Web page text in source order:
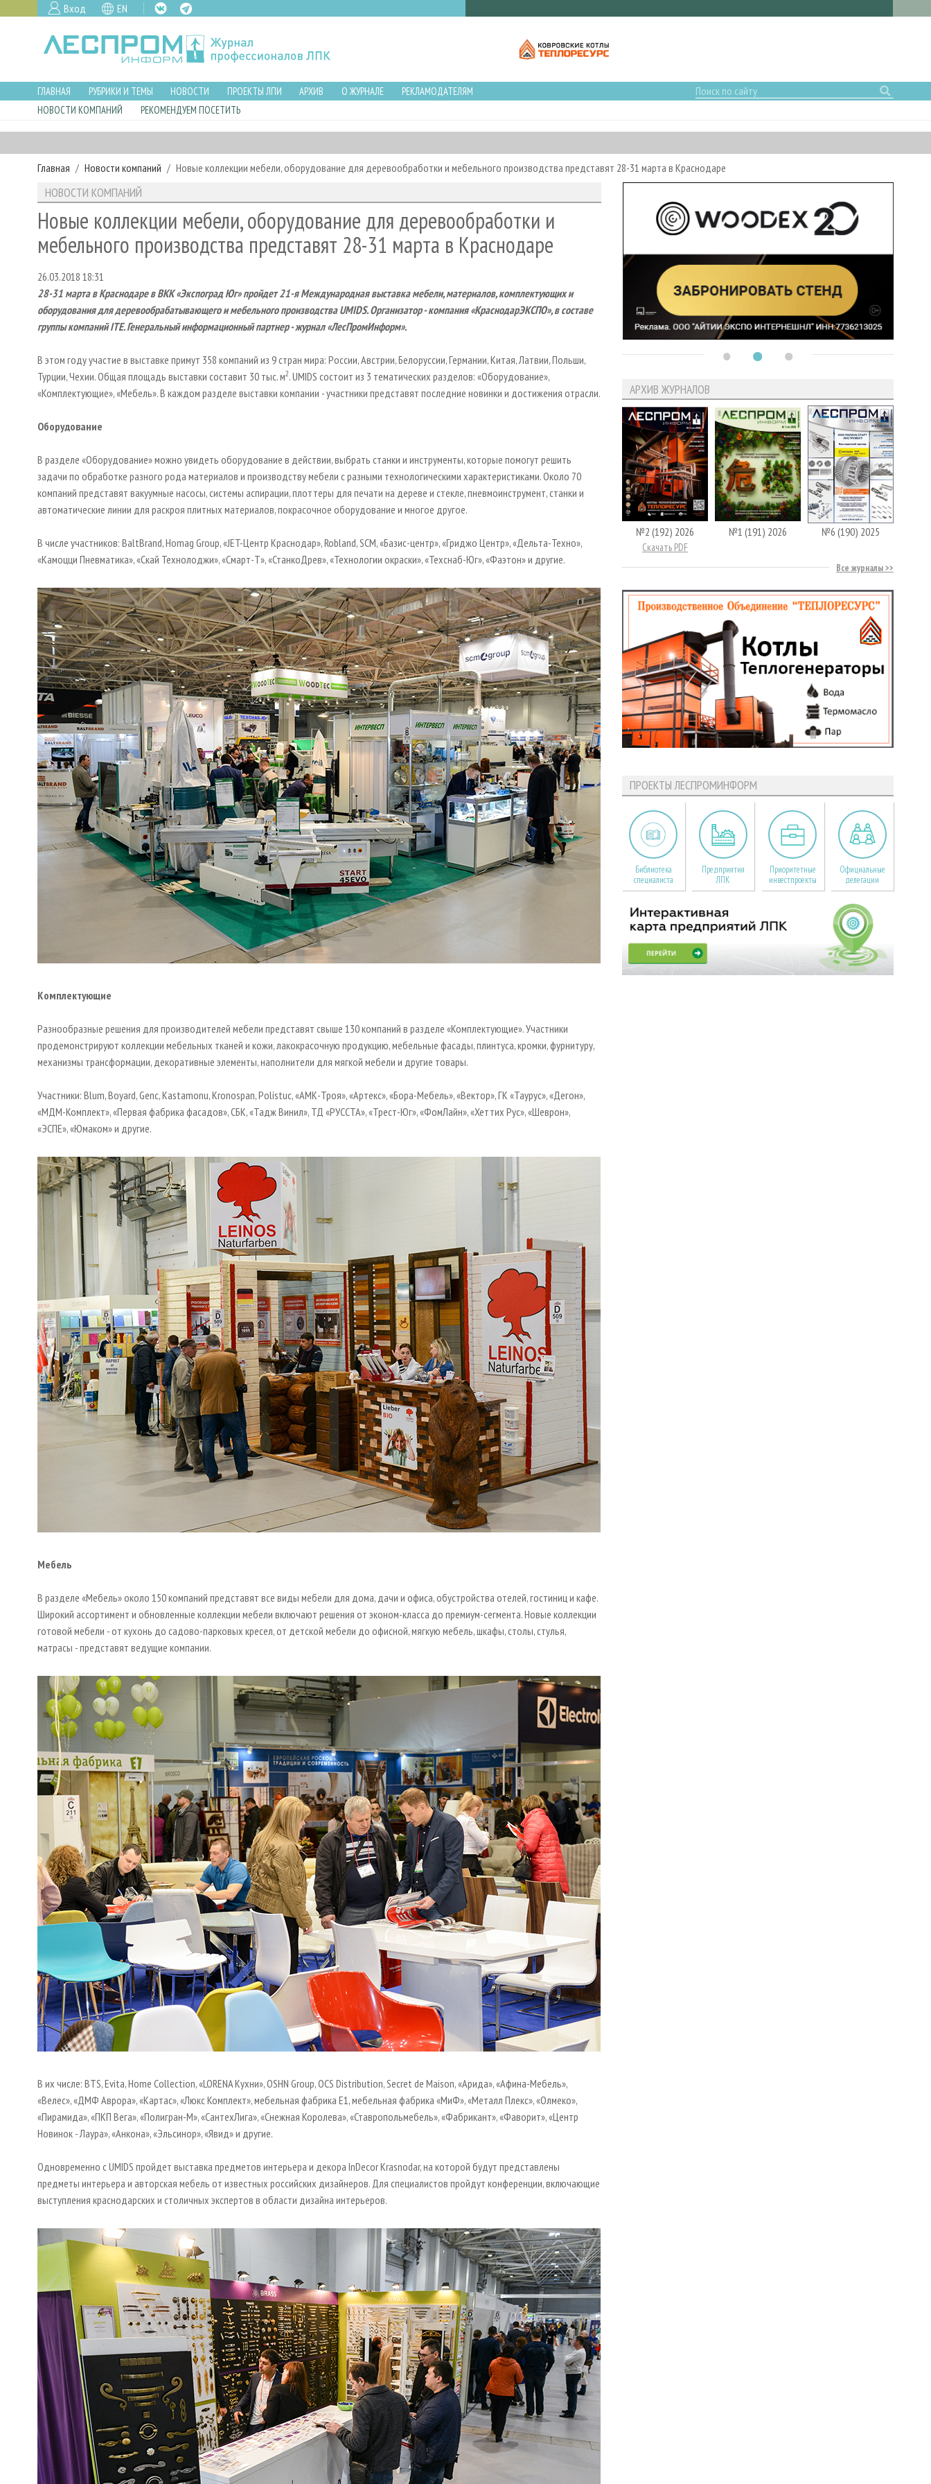
Вход EN
ГЛАВНАЯ РУБРИКИ И ТЕМЫ НОВОСТИ ПРОЕКТЫ ЛПИ АРХИВ О ЖУРНАЛЕ
РЕКЛАМОДАТЕЛЯМ
НОВОСТИ КОМПАНИЙ
РЕКОМЕНДУЕМ ПОСЕТИТЬ
Главная Новости компаний Новые коллекции мебели, оборудование для деревообработки и мебельного производства представят 28-31 марта в Краснодаре
НОВОСТИ КОМПАНИЙ
Новые коллекции мебели, оборудование для деревообработки и
мебельного производства представят 28-31 марта в Краснодаре
26.03.2018 18:31
28-31 марта в Краснодаре в ВКК «Экспоград Юг» пройдет 21-я Международная выставка мебели, материалов, комплектующих и
оборудования для деревообрабатывающего и мебельного производства UMIDS. Организатор - компания «КраснодарЭКСПО», в составе
группы компаний ITE. Генеральный информационный партнер - журнал «ЛесПромИнформ».
В этом году участие в выставке примут 358 компаний из 9 стран мира: России, Австрии, Белоруссии, Германии, Китая, Латвии, Польши,
Турции, Чехии. Общая площадь выставки составит 30 тыс. м2. UMIDS состоит из 3 тематических разделов: «Оборудование»,
«Комплектующие», «Мебель». В каждом разделе выставки компании - участники представят последние новинки и достижения отрасли.
Оборудование
В разделе «Оборудование» можно увидеть оборудование в действии, выбрать станки и инструменты, которые помогут решить
задачи по обработке разного рода материалов и производству мебели с разными технологическими характеристиками. Около 70
компаний представят вакуумные насосы, системы аспирации, плоттеры для печати на дереве и стекле, пневмоинструмент, станки и
автоматические линии для раскроя плитных материалов, покрасочное оборудование и многое другое.
В числе участников: BaltBrand, Homag Group, «JET-Центр Краснодар», Robland, SCM, «Базис-центр», «Гриджо Центр», «Дельта-Техно»,
«Камоцци Пневматика», «Скай Технолоджи», «Смарт-Т», «СтанкоДрев», «Технологии окраски», «Техснаб-Юг», «Фаэтон» и другие.
Комплектующие
Разнообразные решения для производителей мебели представят свыше 130 компаний в разделе «Комплектующие». Участники
продемонстрируют коллекции мебельных тканей и кожи, лакокрасочную продукцию, мебельные фасады, плинтуса, кромки, фурнитуру,
механизмы трансформации, декоративные элементы, наполнители для мягкой мебели и другие товары.
Участники: Blum, Boyard, Genc, Kastamonu, Kronospan, Polistuc, «АМК-Троя», «Артекс», «Бора-Мебель», «Вектор», ГК «Таурус», «Дегон»,
«МДМ-Комплект», «Первая фабрика фасадов», СБК, «Тадж Винил», ТД «РУССТА», «Трест-Юг», «ФомЛайн», «Хеттих Рус», «Шеврон»,
«ЭСПЕ», «Юмаком» и другие.
Мебель
В разделе «Мебель» около 150 компаний представят все виды мебели для дома, дачи и офиса, обустройства отелей, гостиниц и кафе.
Широкий ассортимент и обновленные коллекции мебели включают решения от эконом-класса до премиум-сегмента. Новые коллекции
готовой мебели - от кухонь до садово-парковых кресел, от детской мебели до офисной, мягкую мебель, шкафы, столы, стулья,
матрасы - представят ведущие компании.
В их числе: BTS, Evita, Home Collection, «LORENA Кухни», OSHN Group, OCS Distribution, Secret de Maison, «Арида», «Афина-Мебель»,
«Велес», «ДМФ Аврора», «Картас», «Люкс Комплект», мебельная фабрика Е1, мебельная фабрика «МиФ», «Металл Плекс», «Олмеко»,
«Пирамида», «ПКП Вега», «Полигран-М», «СантехЛига», «Снежная Королева», «Ставропольмебель», «Фабрикант», «Фаворит», «Центр
Новинок - Лаура», «Анкона», «Эльсинор», «Явид» и другие.
Одновременно с UMIDS пройдет выставка предметов интерьера и декора InDecor Krasnodar, на которой будут представлены
предметы интерьера и авторская мебель от известных российских дизайнеров. Для специалистов пройдут конференции, включающие
выступления краснодарских и столичных экспертов в области дизайна интерьеров.
АРХИВ ЖУРНАЛОВ
№2 (192) 2026
Скачать PDF
№1 (191) 2026 №6 (190) 2025
Все журналы
ПРОЕКТЫ ЛЕСПРОМИНФОРМ
Библиотека
специалиста
Предприятия
ЛПК
Приоритетные
инвестпроекты
Официальные
делегации